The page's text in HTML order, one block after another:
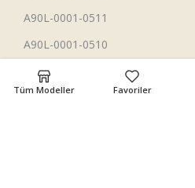
A90L-0001-0511
A90L-0001-0510
A90L-0001-0507#A
Tüm Modeller Favoriler